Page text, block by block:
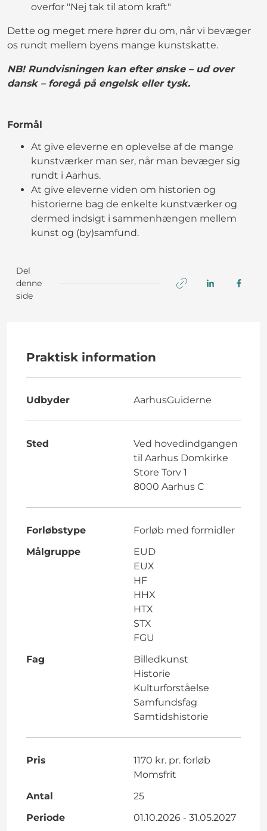
overfor "Nej tak til atom kraft"
Dette og meget mere hører du om, når vi bevæger
os rundt mellem byens mange kunstskatte.
NB! Rundvisningen kan efter ønske – ud over
dansk – foregå på engelsk eller tysk.
Formål
At give eleverne en oplevelse af de mange
kunstværker man ser, når man bevæger sig
rundt i Aarhus.
At give eleverne viden om historien og
historierne bag de enkelte kunstværker og
dermed indsigt i sammenhængen mellem
kunst og (by)samfund.
Del
denne
side
Praktisk information
Udbyder AarhusGuiderne
Sted
Ved hovedindgangen
til Aarhus Domkirke
Store Torv 1
8000 Aarhus C
Forløbstype
Forløb med formidler
Målgruppe
EUD
EUX
HF
HHX
HTX
STX
FGU
Fag
Billedkunst
Historie
Kulturforståelse
Samfundsfag
Samtidshistorie
Pris
1170 kr. pr. forløb
Momsfrit
Antal
25
Periode
01.10.2026 - 31.05.2027